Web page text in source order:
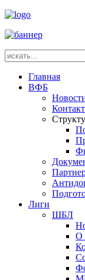
Главная
ВФБ
Лиги
ШБЛ
О